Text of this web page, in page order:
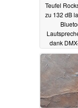
Teufel
zu 132 dB
dank
auch